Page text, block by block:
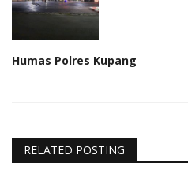
Humas Polres Kupang
RELATED POSTING